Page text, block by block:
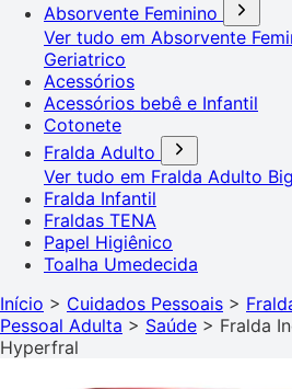
Absorvente Feminino
Ver tudo em Absorvente
Geriatrico
Acessórios
Acessórios bebê e Infantil
Cotonete
Fralda Adulto
Ver tudo em Fralda Adulto
Fralda Infantil
Fraldas TENA
Papel Higiênico
Toalha Umedecida
Início > Cuidados Pessoais >
Pessoal Adulta > Saúde > Fralda
Hyperfral